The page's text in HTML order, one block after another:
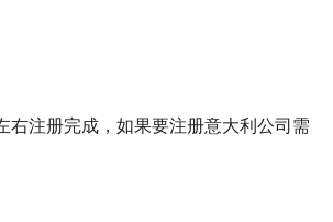
注册完成，如果要注册意大利公司需